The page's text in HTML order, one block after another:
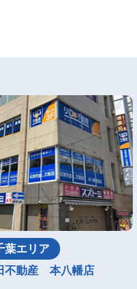
葉エリア
不動産 本八幡店